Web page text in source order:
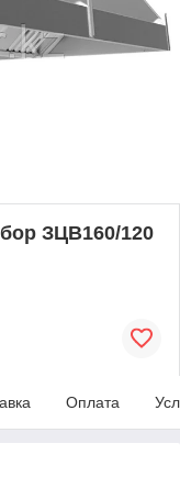
ЗЦВ160/120
Оплата